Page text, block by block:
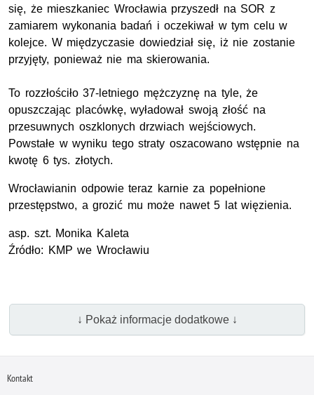
się, że mieszkaniec Wrocławia przyszedł na SOR z
zamiarem wykonania badań i oczekiwał w tym celu w
kolejce. W międzyczasie dowiedział się, iż nie zostanie
przyjęty, ponieważ nie ma skierowania.
To rozzłościło 37-letniego mężczyznę na tyle, że
opuszczając placówkę, wyładował swoją złość na
przesuwnych oszklonych drzwiach wejściowych.
Powstałe w wyniku tego straty oszacowano wstępnie na
kwotę 6 tys. złotych.
Wrocławianin odpowie teraz karnie za popełnione
przestępstwo, a grozić mu może nawet 5 lat więzienia.
asp. szt. Monika Kaleta
Źródło: KMP we Wrocławiu
↓ Pokaż informacje dodatkowe ↓
Kontakt